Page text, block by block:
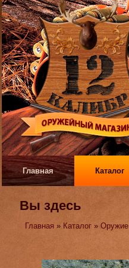
Главная Каталог
Вы здесь
Главная » Каталог »Оружие